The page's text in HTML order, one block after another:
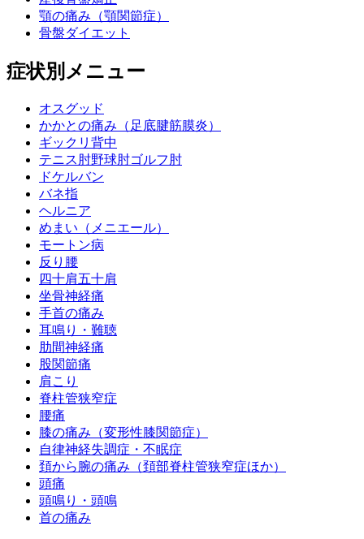
顎の痛み（顎関節症）
骨盤ダイエット
症状別メニュー
オスグッド
かかとの痛み（足底腱筋膜炎）
ギックリ背中
テニス肘野球肘ゴルフ肘
ドケルバン
バネ指
ヘルニア
めまい（メニエール）
モートン病
反り腰
四十肩五十肩
坐骨神経痛
手首の痛み
耳鳴り・難聴
肋間神経痛
股関節痛
肩こり
脊柱管狭窄症
腰痛
膝の痛み（変形性膝関節症）
自律神経失調症・不眠症
頚から腕の痛み（頚部脊柱管狭窄症ほか）
頭痛
頭鳴り・頭鳴
首の痛み